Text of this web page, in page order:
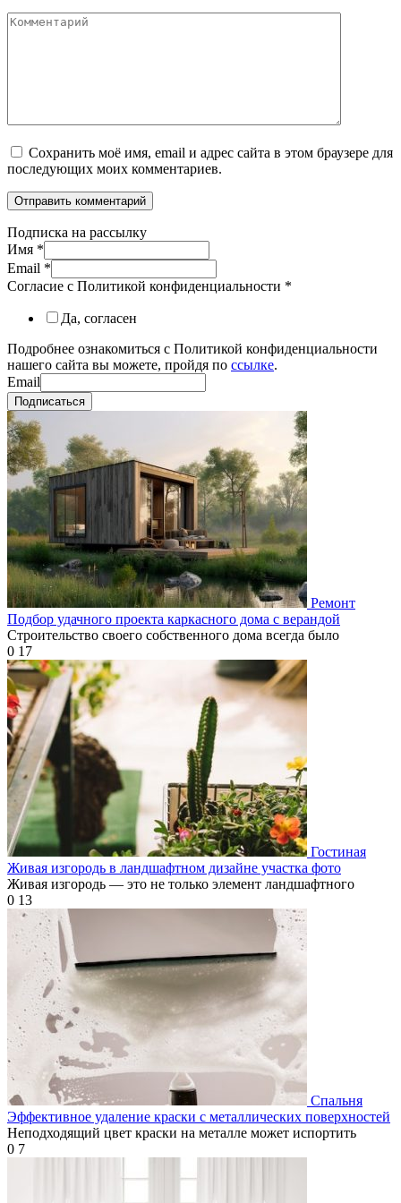
Комментарий
Сохранить моё имя, email и адрес сайта в этом браузере для
последующих моих комментариев.
Подписка на рассылку
Имя *
Email *
Согласие с Политикой конфиденциальности *
Да, согласен
Подробнее ознакомиться с Политикой конфиденциальности
нашего сайта вы можете, пройдя по ссылке.
Email
Подписаться
Ремонт
Подбор удачного проекта каркасного дома с верандой
Строительство своего собственного дома всегда было
0 17
Гостиная
Живая изгородь в ландшафтном дизайне участка фото
Живая изгородь — это не только элемент ландшафтного
0 13
Спальня
Эффективное удаление краски с металлических поверхностей
Неподходящий цвет краски на металле может испортить
0 7